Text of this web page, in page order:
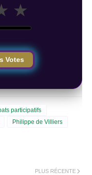
★
Votes
participatifs
Philippe de Villiers
PLUS RÉCENTE